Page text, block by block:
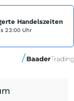
Handelszeiten
23:00 Uhr